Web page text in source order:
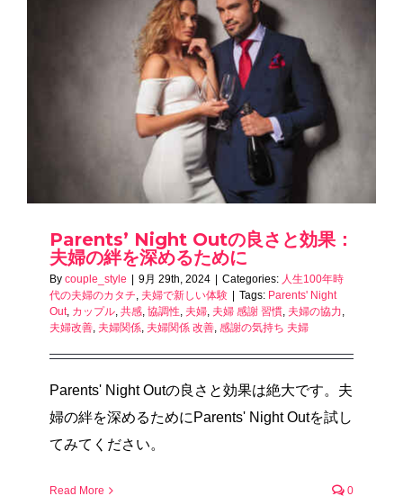
Parents’ Night Outの良さと効果：
夫婦の絆を深めるために
By couple_style | 9月 29th, 2024 | Categories: 人生100年時
代の夫婦のカタチ, 夫婦で新しい体験 | Tags: Parents' Night
Out, カップル, 共感, 協調性, 夫婦, 夫婦 感謝 習慣, 夫婦の協力,
夫婦改善, 夫婦関係, 夫婦関係 改善, 感謝の気持ち 夫婦
Parents' Night Outの良さと効果は絶大です。夫
婦の絆を深めるためにParents' Night Outを試し
てみてください。
Read More 0